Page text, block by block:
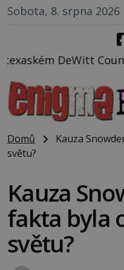
Sobota, 8. srpna 2026
pořizuje video,
Domů
Kauza
světu?
Kauza
fakta byla
světu?